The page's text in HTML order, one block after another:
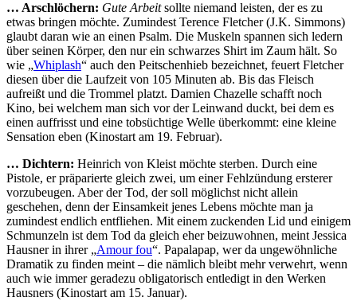
… Arschlöchern: Gute Arbeitsollte niemand leisten, der es zu
etwas bringen möchte. Zumindest Terence Fletcher (J.K. Simmons)
glaubt daran wie an einen Psalm. Die Muskeln spannen sich ledern
über seinen Körper, den nur ein schwarzes Shirt im Zaum hält. So
wie „Whiplash“ auch den Peitschenhieb bezeichnet, feuert Fletcher
diesen über die Laufzeit von 105 Minuten ab. Bis das Fleisch
aufreißt und die Trommel platzt. Damien Chazelle schafft noch
Kino, bei welchem man sich vor der Leinwand duckt, bei dem es
einen auffrisst und eine tobsüchtige Welle überkommt: eine kleine
Sensation eben (Kinostart am 19. Februar).
… Dichtern: Heinrich von Kleist möchte sterben. Durch eine
Pistole, er präparierte gleich zwei, um einer Fehlzündung ersterer
vorzubeugen. Aber der Tod, der soll möglichst nicht allein
geschehen, denn der Einsamkeit jenes Lebens möchte man ja
zumindest endlich entfliehen. Mit einem zuckenden Lid und einigem
Schmunzeln ist dem Tod da gleich eher beizuwohnen, meint Jessica
Hausner in ihrer „Amour fou“. Papalapap, wer da ungewöhnliche
Dramatik zu finden meint – die nämlich bleibt mehr verwehrt, wenn
auch wie immer geradezu obligatorisch entledigt in den Werken
Hausners (Kinostart am 15. Januar).